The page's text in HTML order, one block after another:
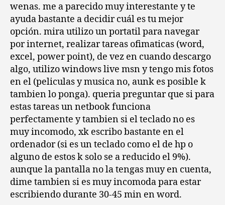
wenas. me a parecido muy interestante y te
ayuda bastante a decidir cuál es tu mejor
opción. mira utilizo un portatil para navegar
por internet, realizar tareas ofimaticas (word,
excel, power point), de vez en cuando descargo
algo, utilizo windows live msn y tengo mis fotos
en el (peliculas y musica no, aunk es posible k
tambien lo ponga). queria preguntar que si para
estas tareas un netbook funciona
perfectamente y tambien si el teclado no es
muy incomodo, xk escribo bastante en el
ordenador (si es un teclado como el de hp o
alguno de estos k solo se a reducido el 9%).
aunque la pantalla no la tengas muy en cuenta,
dime tambien si es muy incomoda para estar
escribiendo durante 30-45 min en word.